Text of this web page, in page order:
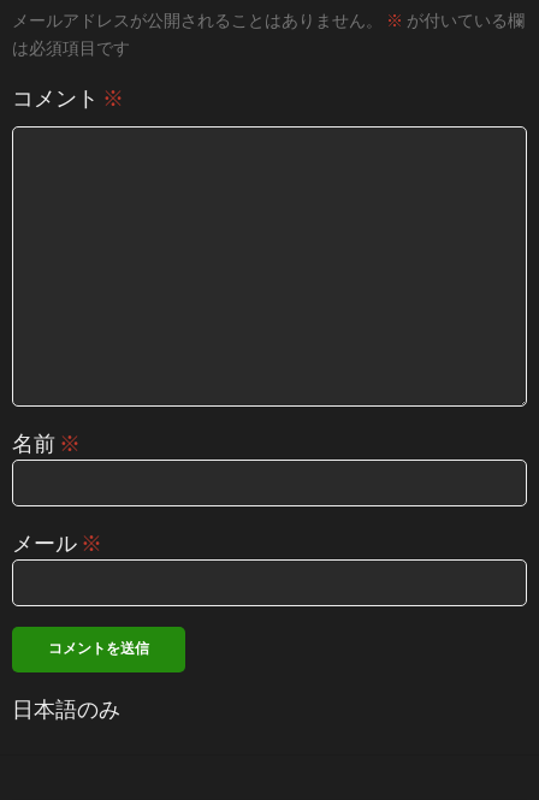
メールアドレスが公開されることはありません。 ※ が付いている欄
は必須項目です
コメント ※
名前 ※
メール ※
日本語のみ